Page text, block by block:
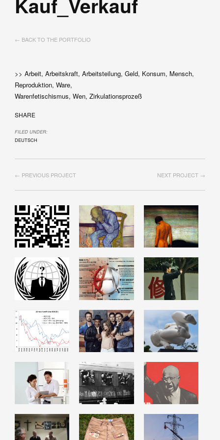
← BACK TO THE PORTFOLIO
>> Arbeit, Arbeitskraft, Arbeitsteilung, Geld, Konsum, Mensch,
Reproduktion, Ware,
Warenfetischismus, Wen, Zirkulationsprozeß
SHARE
FILED UNDER:
DEUTSCH
NEXT PROJECT →
← PREVIOUS PROJECT